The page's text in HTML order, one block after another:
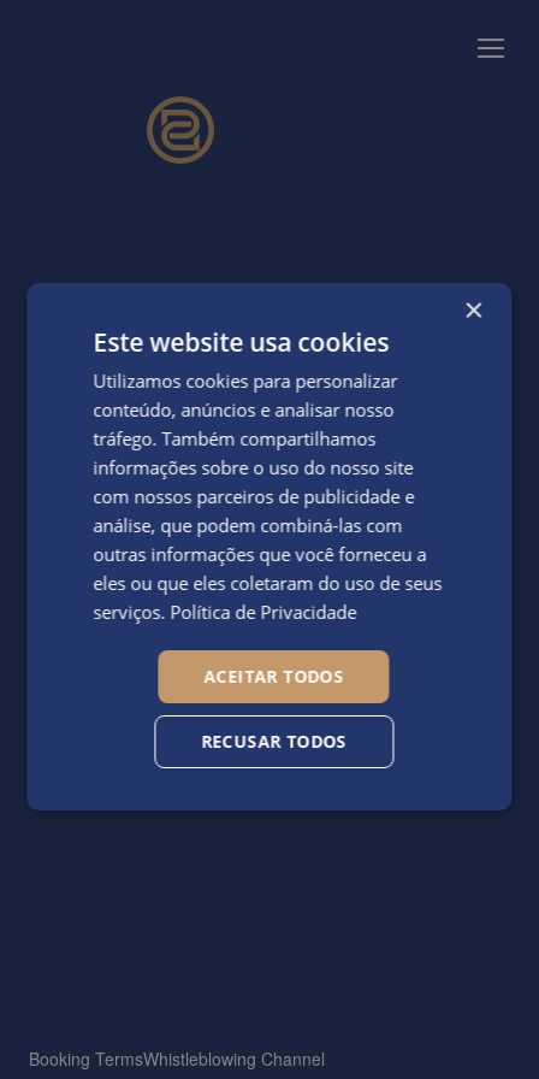
Book your stay
Booking TermsWhistleblowing Channel
×
Este website usa cookies
Utilizamos cookies para personalizar
conteúdo, anúncios e analisar nosso
tráfego. Também compartilhamos
informações sobre o uso do nosso site
com nossos parceiros de publicidade e
análise, que podem combiná-las com
outras informações que você forneceu a
eles ou que eles coletaram do uso de seus
serviços. Política de Privacidade
ACEITAR TODOS
RECUSAR TODOS